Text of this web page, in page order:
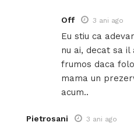
Off 3 ani ago
Eu stiu ca
nu ai, decat sa
frumos daca
mama un
acum..
Pietrosani 3 ani ago